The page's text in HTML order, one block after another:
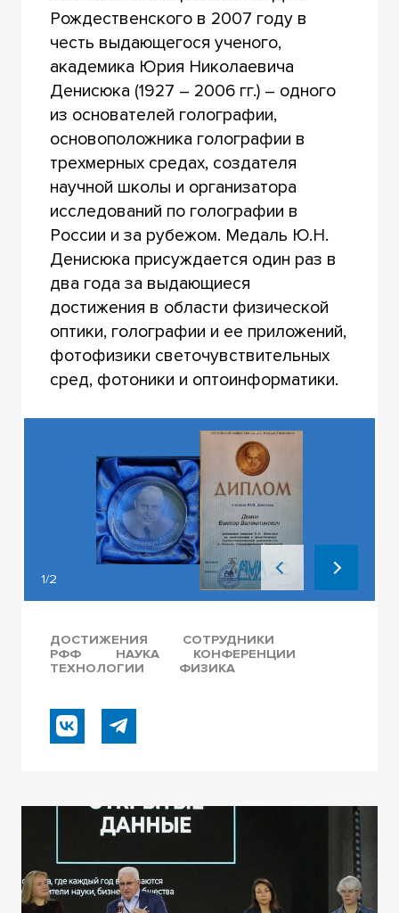
Рождественского в 2007 году в
честь выдающегося ученого,
академика Юрия Николаевича
Денисюка (1927 – 2006 гг.) – одного
из основателей голографии,
основоположника голографии в
трехмерных средах, создателя
научной школы и организатора
исследований по голографии в
России и за рубежом. Медаль Ю.Н.
Денисюка присуждается один раз в
два года за выдающиеся
достижения в области физической
оптики, голографии и ее приложений,
фотофизики светочувствительных
сред, фотоники и оптоинформатики.
1/2
ДОСТИЖЕНИЯ
СОТРУДНИКИ
РФФ
НАУКА
КОНФЕРЕНЦИИ
ТЕХНОЛОГИИ
ФИЗИКА